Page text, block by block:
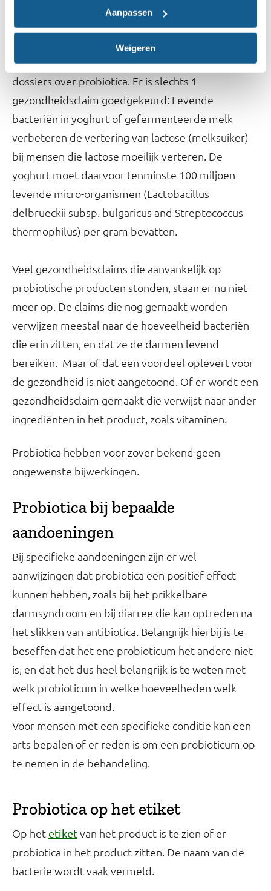
Aanpassen
Weigeren
De Europese Autoriteit voor
Voedselveiligheid (EFSA) heeft wetenschappelijke
evaluaties uitgevoerd van een paar honderd
dossiers over probiotica. Er is slechts 1
gezondheidsclaim goedgekeurd: Levende
bacteriën in yoghurt of gefermenteerde melk
verbeteren de vertering van lactose (melksuiker)
bij mensen die lactose moeilijk verteren. De
yoghurt moet daarvoor tenminste 100 miljoen
levende micro-organismen (Lactobacillus
delbrueckii subsp. bulgaricus and Streptococcus
thermophilus) per gram bevatten.
Veel gezondheidsclaims die aanvankelijk op
probiotische producten stonden, staan er nu niet
meer op. De claims die nog gemaakt worden
verwijzen meestal naar de hoeveelheid bacteriën
die erin zitten, en dat ze de darmen levend
bereiken. Maar of dat een voordeel oplevert voor
de gezondheid is niet aangetoond. Of er wordt een
gezondheidsclaim gemaakt die verwijst naar ander
ingrediënten in het product, zoals vitaminen.
Probiotica hebben voor zover bekend geen
ongewenste bijwerkingen.
Probiotica bij bepaalde
aandoeningen
Bij specifieke aandoeningen zijn er wel
aanwijzingen dat probiotica een positief effect
kunnen hebben, zoals bij het prikkelbare
darmsyndroom en bij diarree die kan optreden na
het slikken van antibiotica. Belangrijk hierbij is te
beseffen dat het ene probioticum het andere niet
is, en dat het dus heel belangrijk is te weten met
welk probioticum in welke hoeveelheden welk
effect is aangetoond.
Voor mensen met een specifieke conditie kan een
arts bepalen of er reden is om een probioticum op
te nemen in de behandeling.
Probiotica op het etiket
Op het etiketvan het product is te zien of er
probiotica in het product zitten. De naam van de
bacterie wordt vaak vermeld.